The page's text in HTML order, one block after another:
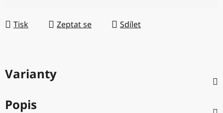
Tisk
Zeptat se Sdílet
Varianty
Popis